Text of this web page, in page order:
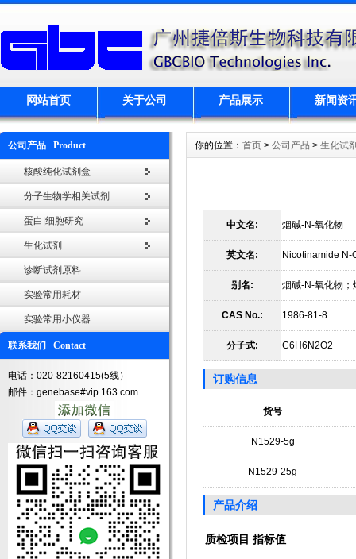
网站首页 关于公司 产品展示 新闻资
公司产品 Product
核酸纯化试剂盒
分子生物学相关试剂
蛋白|细胞研究
生化试剂
诊断试剂原料
实验常用耗材
实验常用小仪器
联系我们 Contact
电话：020-82160415(5线）
邮件：genebase#vip.163.com
你的位置： 首页 > 公司产品 > 生化试
中文名: 烟碱-N-氧化物
英文名: Nicotinamide N-
别名: 烟碱-N-氧化物
CAS No.: 1986-81-8
分子式: C6H6N2O2
订购信息
货号
N1529-5g
N1529-25g
产品介绍
质检项目 指标值